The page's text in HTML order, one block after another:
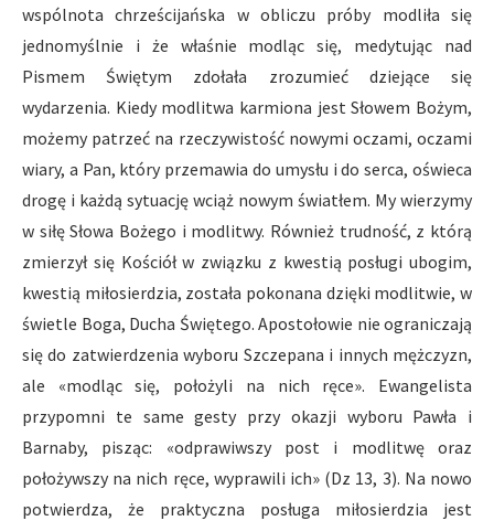
wspólnota chrześcijańska w obliczu próby modliła się
jednomyślnie i że właśnie modląc się, medytując nad
Pismem Świętym zdołała zrozumieć dziejące się
wydarzenia. Kiedy modlitwa karmiona jest Słowem Bożym,
możemy patrzeć na rzeczywistość nowymi oczami, oczami
wiary, a Pan, który przemawia do umysłu i do serca, oświeca
drogę i każdą sytuację wciąż nowym światłem. My wierzymy
w siłę Słowa Bożego i modlitwy. Również trudność, z którą
zmierzył się Kościół w związku z kwestią posługi ubogim,
kwestią miłosierdzia, została pokonana dzięki modlitwie, w
świetle Boga, Ducha Świętego. Apostołowie nie ograniczają
się do zatwierdzenia wyboru Szczepana i innych mężczyzn,
ale «modląc się, położyli na nich ręce». Ewangelista
przypomni te same gesty przy okazji wyboru Pawła i
Barnaby, pisząc: «odprawiwszy post i modlitwę oraz
położywszy na nich ręce, wyprawili ich» (Dz 13, 3). Na nowo
potwierdza, że praktyczna posługa miłosierdzia jest